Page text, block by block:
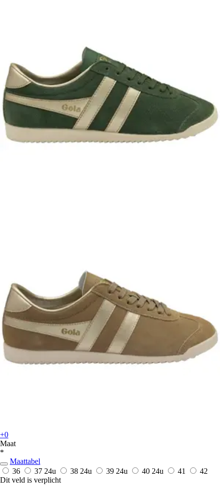
+0
Maat
*
Maattabel
36
37 24u 38 24u 39 24u 40 24u 41
42
Dit veld is verplicht